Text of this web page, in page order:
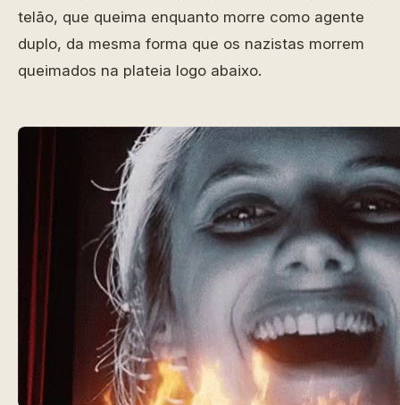
telão, que queima enquanto morre como agente
duplo, da mesma forma que os nazistas morrem
queimados na plateia logo abaixo.